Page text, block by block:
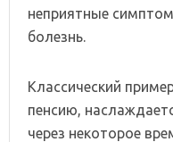
неприятные
болезнь.
Классический
пенсию,
через некоторое